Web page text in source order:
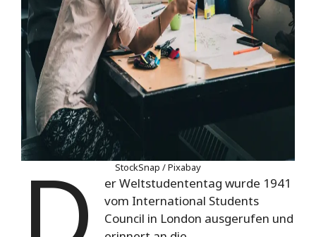
StockSnap / Pixabay
er Weltstudententag wurde 1941
vom International Students
Council in London ausgerufen und